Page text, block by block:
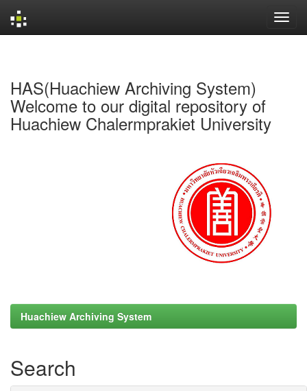
HAS(Huachiew Archiving System)
Welcome to our digital repository of
Huachiew Chalermprakiet University
Huachiew Archiving System
Search